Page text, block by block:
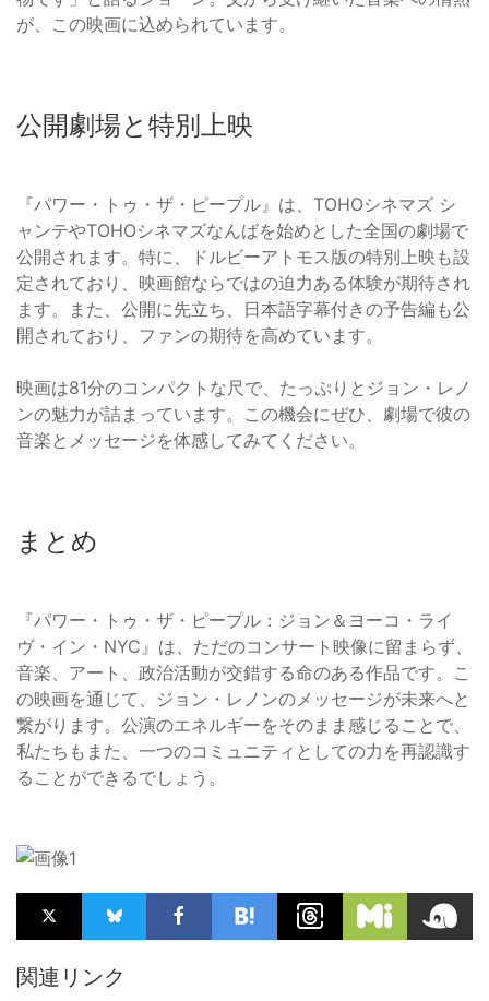
が、この映画に込められています。
公開劇場と特別上映
『パワー・トゥ・ザ・ピープル』は、TOHOシネマズ シ
ャンテやTOHOシネマズなんばを始めとした全国の劇場で
公開されます。特に、ドルビーアトモス版の特別上映も設
定されており、映画館ならではの迫力ある体験が期待され
ます。また、公開に先立ち、日本語字幕付きの予告編も公
開されており、ファンの期待を高めています。
映画は81分のコンパクトな尺で、たっぷりとジョン・レノ
ンの魅力が詰まっています。この機会にぜひ、劇場で彼の
音楽とメッセージを体感してみてください。
まとめ
『パワー・トゥ・ザ・ピープル：ジョン＆ヨーコ・ライ
ヴ・イン・NYC』は、ただのコンサート映像に留まらず、
音楽、アート、政治活動が交錯する命のある作品です。こ
の映画を通じて、ジョン・レノンのメッセージが未来へと
繋がります。公演のエネルギーをそのまま感じることで、
私たちもまた、一つのコミュニティとしての力を再認識す
ることができるでしょう。
関連リンク